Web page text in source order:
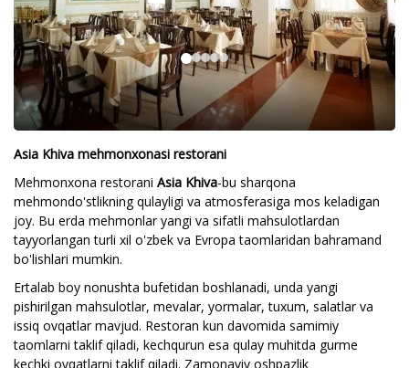
Asia Khiva mehmonxonasi restorani
Mehmonxona restorani Asia Khiva-bu sharqona
mehmondo'stlikning qulayligi va atmosferasiga mos keladigan
joy. Bu erda mehmonlar yangi va sifatli mahsulotlardan
tayyorlangan turli xil o'zbek va Evropa taomlaridan bahramand
bo'lishlari mumkin.
Ertalab boy nonushta bufetidan boshlanadi, unda yangi
pishirilgan mahsulotlar, mevalar, yormalar, tuxum, salatlar va
issiq ovqatlar mavjud. Restoran kun davomida samimiy
taomlarni taklif qiladi, kechqurun esa qulay muhitda gurme
kechki ovqatlarni taklif qiladi. Zamonaviy oshpazlik